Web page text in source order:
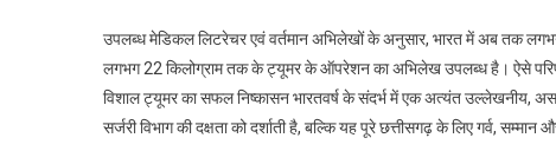
उपलब्ध मेडिकल लिटरेचर एवं वर्तमान अभिलेखों के अनुसार, भारत में अब तक
लगभग 22 किलोग्राम तक के ट्यूमर के ऑपरेशन का अभिलेख उपलब्ध है। ऐसे
विशाल ट्यूमर का सफल निष्कासन भारतवर्ष के संदर्भ में एक अत्यंत उल्लेखनीय,
सर्जरी विभाग की दक्षता को दर्शाती है, बल्कि यह पूरे छत्तीसगढ़ के लिए गर्व, सम्मान